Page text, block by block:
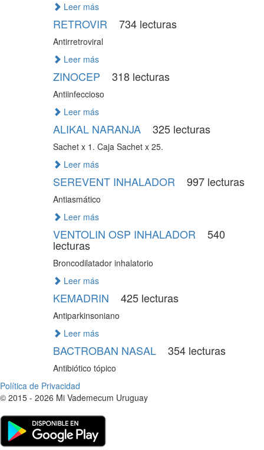
Leer más
RETROVIR 734 lecturas
Antirretroviral
Leer más
ZINOCEP 318 lecturas
Antiinfeccioso
Leer más
ALIKAL NARANJA 325 lecturas
Sachet x 1. Caja Sachet x 25.
Leer más
SEREVENT INHALADOR 997 lecturas
Antiasmático
Leer más
VENTOLIN OSP INHALADOR 540
lecturas
Broncodilatador inhalatorio
Leer más
KEMADRIN 425 lecturas
Antiparkinsoniano
Leer más
BACTROBAN NASAL 354 lecturas
Antibiótico tópico
Política de Privacidad
© 2015 - 2026 Mi Vademecum Uruguay